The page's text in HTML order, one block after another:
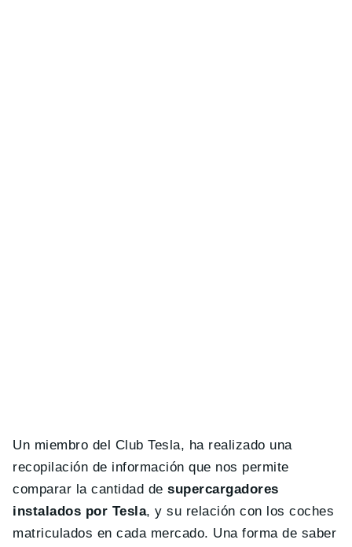
Un miembro del Club Tesla, ha realizado una
recopilación de información que nos permite
comparar la cantidad de supercargadores
instalados por Tesla, y su relación con los coches
matriculados en cada mercado. Una forma de saber